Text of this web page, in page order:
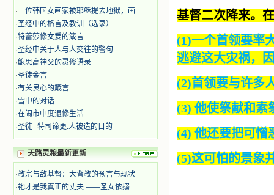
我的脑子里。读这些圣书时，我思潮
这些圣人们如何在与主的交往中得到
灵命的更新，德行的馨香如何上达天
庭。啊，在这世上曾住过那么多热心
的圣人，为了传播福音，他们告别亲
人，舍下了他们手中的一切，轻快地
踏上了异国他乡，到没有人知道真神
的世界里去。啊，若不是主的引领，
我可能到死还不认识他们呢！ 我
的心灵从主给我的这些圣人的言行中
选取了最美的色彩；当他们的一生在
我面前展开时，我是多么的惊奇、兴
奋啊！当我读到他们为主而受人逼
迫、凌辱，为将福音广传而被人追杀
时，我为他们的在天之灵祈祷，我哭
着，为自已的同胞带给他们的苦难而
·一位韩国女画家被耶稣提去地狱，画
·圣经中的格言及教训（选录）
·特蕾莎修女爱的箴言
·圣经中关于人与人交往的警句
·鲍思高神父的灵修语录
·圣徒金言
·有关良心的箴言
·雪中的对话
·在闹市中度退修生活
·圣徒--特司谛更:人被造的目的
天路灵粮最新更新
·教宗与敌基督：大背教的预言与现状
·祂才是我真正的丈夫 ——圣女依搦
基督二次降来。
(1)一个首领要率
逃避这大灾祸，
(2)首领要与许多
(3) 他使祭献和素
(4) 他还要把可憎
(5)这可怕的景象